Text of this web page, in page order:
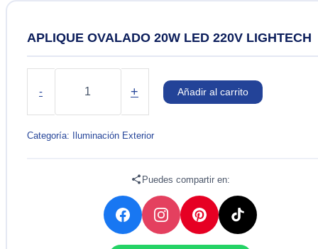
APLIQUE OVALADO 20W LED 220V LIGHTECH
-
LED
220V
+ Añadir al carrito
Categoría: Iluminación Exterior
Puedes compartir en: